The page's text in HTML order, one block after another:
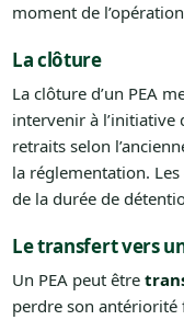
moment de
La clôture
La clôture d’un PEA
intervenir à l’initiative
retraits selon
la réglementation.
de la durée de
Le transfert vers
Un PEA peut être
perdre son antériorité